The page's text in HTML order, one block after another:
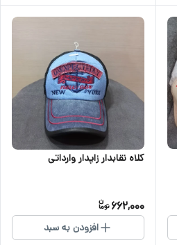
کلاه نقابدار زاپدار وارداتی
662,000
افزودن به سبد